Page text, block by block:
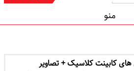
منو
کابینت کلاسیک + تصاویر